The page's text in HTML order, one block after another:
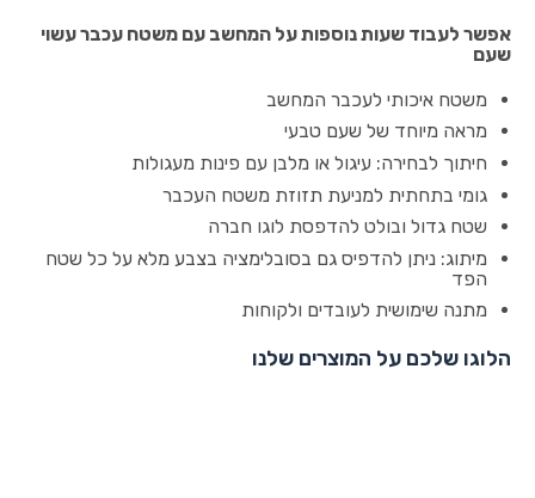
אפשר לעבוד שעות נוספות על המחשב עם משטח עכבר עשוי
שעם
משטח איכותי לעכבר המחשב
מראה מיוחד של שעם טבעי
חיתוך לבחירה: עיגול או מלבן עם פינות מעגולות
גומי בתחתית למניעת תזוזת משטח העכבר
שטח גדול ובולט להדפסת לוגו חברה
מיתוג: ניתן להדפיס גם בסובלימציה בצבע מלא על כל שטח
הפד
מתנה שימושית לעובדים ולקוחות
הלוגו שלכם על המוצרים שלנו